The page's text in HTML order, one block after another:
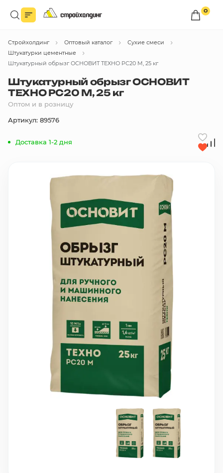
0
Войдите в личный кабинет
Вы сможете оформлять заказы
Каталог товаров
Избранное
В корзину
Минимальный заказ
sales@stroyholding.ru
Оплата
Все бренды
Стройхолдинг Оптовый каталог
Сухие смеси
Штукатурки цементные
Штукатурный обрызг ОСНОВИТ ТЕХНО PC20 М, 25 кг
Штукатурный обрызг ОСНОВИТ
ТЕХНО PC20 М, 25 кг
Оптом и в розницу
Артикул: 89576
Доставка 1-2 дня